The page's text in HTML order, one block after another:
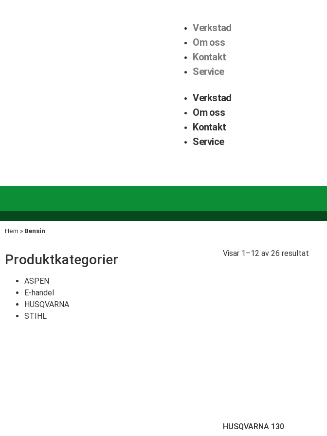
Verkstad
Om oss
Kontakt
Service
Verkstad
Om oss
Kontakt
Service
Hem » Bensin
Produktkategorier
ASPEN
E-handel
HUSQVARNA
STIHL
Visar 1–12 av 26 resultat
HUSQVARNA 130